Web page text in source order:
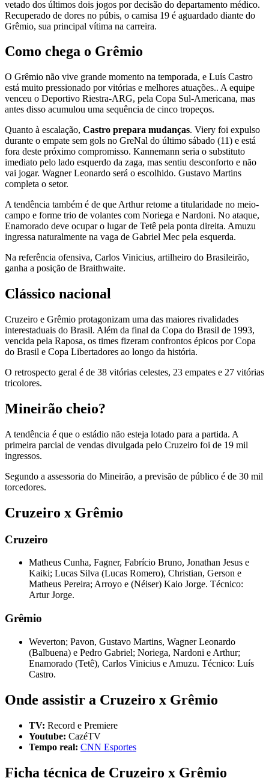
vetado dos últimos dois jogos por decisão do departamento médico.
Recuperado de dores no púbis, o camisa 19 é aguardado diante do
Grêmio, sua principal vítima na carreira.
Como chega o Grêmio
O Grêmio não vive grande momento na temporada, e Luís Castro
está muito pressionado por vitórias e melhores atuações.. A equipe
venceu o Deportivo Riestra-ARG, pela Copa Sul-Americana, mas
antes disso acumulou uma sequência de cinco tropeços.
Quanto à escalação, Castro prepara mudanças. Viery foi expulso
durante o empate sem gols no GreNal do último sábado (11) e está
fora deste próximo compromisso. Kannemann seria o substituto
imediato pelo lado esquerdo da zaga, mas sentiu desconforto e não
vai jogar. Wagner Leonardo será o escolhido. Gustavo Martins
completa o setor.
A tendência também é de que Arthur retome a titularidade no meio-
campo e forme trio de volantes com Noriega e Nardoni. No ataque,
Enamorado deve ocupar o lugar de Tetê pela ponta direita. Amuzu
ingressa naturalmente na vaga de Gabriel Mec pela esquerda.
Na referência ofensiva, Carlos Vinicius, artilheiro do Brasileirão,
ganha a posição de Braithwaite.
Clássico nacional
Cruzeiro e Grêmio protagonizam uma das maiores rivalidades
interestaduais do Brasil. Além da final da Copa do Brasil de 1993,
vencida pela Raposa, os times fizeram confrontos épicos por Copa
do Brasil e Copa Libertadores ao longo da história.
O retrospecto geral é de 38 vitórias celestes, 23 empates e 27 vitórias
tricolores.
Mineirão cheio?
A tendência é que o estádio não esteja lotado para a partida. A
primeira parcial de vendas divulgada pelo Cruzeiro foi de 19 mil
ingressos.
Segundo a assessoria do Mineirão, a previsão de público é de 30 mil
torcedores.
Cruzeiro x Grêmio
Cruzeiro
Matheus Cunha, Fagner, Fabrício Bruno, Jonathan Jesus e
Kaiki; Lucas Silva (Lucas Romero), Christian, Gerson e
Matheus Pereira; Arroyo e (Néiser) Kaio Jorge. Técnico:
Artur Jorge.
Grêmio
Weverton; Pavon, Gustavo Martins, Wagner Leonardo
(Balbuena) e Pedro Gabriel; Noriega, Nardoni e Arthur;
Enamorado (Tetê), Carlos Vinicius e Amuzu. Técnico: Luís
Castro.
Onde assistir a Cruzeiro x Grêmio
TV: Record e Premiere
Youtube: CazéTV
Tempo real: CNN Esportes
Ficha técnica de Cruzeiro x Grêmio